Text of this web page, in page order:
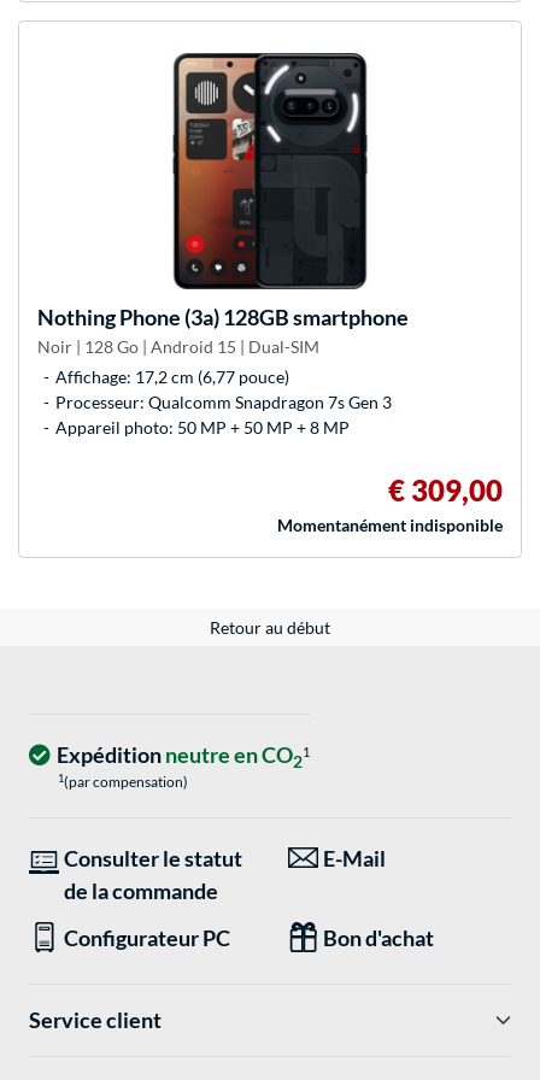
NothingPhone (3a) 128GB smartphone
Noir | 128 Go | Android 15 | Dual-SIM
Affichage: 17,2 cm (6,77 pouce)
Processeur: Qualcomm Snapdragon 7s Gen 3
Appareil photo: 50 MP + 50 MP + 8 MP
€ 309,00
Momentanément indisponible
Retour au début
Expéditionneutre en CO21
1(par compensation)
Consulter le statut
de la commande
E-Mail
Configurateur PC Bon d'achat
Service client